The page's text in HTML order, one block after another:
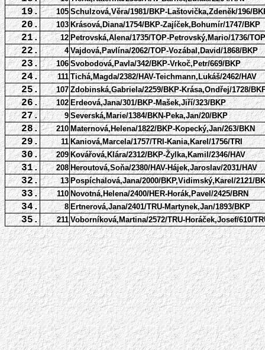
19. 105 Schulzová,Věra/1981/BKP-Laštovička,Zdeněk/196/
20. 103 Krásová,Diana/1754/BKP-Zajíček,Bohumír/1747/BKP
21. 12 Petrovská,Alena/1735/TOP-Petrovský,Mario/1736/TOP
22. 4 Vajdová,Pavlína/2062/TOP-Vozábal,David/1868/BKP
23. 106 Svobodová,Pavla/342/BKP-Vrkoč,Petr/669/BKP
24. 111 Tichá,Magda/2382/HAV-Teichmann,Lukáš/2462/HAV
25. 107 Zdobinská,Gabriela/2259/BKP-Krása,Ondřej/1728/
26. 102 Erdeová,Jana/301/BKP-Mašek,Jiří/323/BKP
27. 9 Severská,Marie/1384/BKN-Peka,Jan/20/BKP
28. 210 Maternová,Helena/1822/BKP-Kopecký,Jan/263/BKN
29. 11 Kaniová,Marcela/1757/TRI-Kania,Karel/1756/TRI
30. 209 Kovářová,Klára/2312/BKP-Žylka,Kamil/2346/HAV
31. 208 Heroutová,Soňa/2380/HAV-Hájek,Jaroslav/2031/HAV
32. 13 Pospíchalová,Jana/2000/BKP,Vidimský,Karel/2121/
33. 110 Novotná,Helena/2400/HER-Horák,Pavel/2425/BRN
34. 8 Ertnerová,Jana/2401/TRU-Martynek,Jan/1893/BKP
35. 211 Voborníková,Martina/2572/TRU-Horáček,Josef/610/